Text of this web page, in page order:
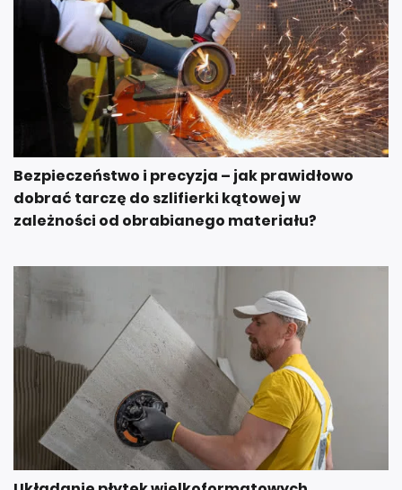
Bezpieczeństwo i precyzja – jak prawidłowo
dobrać tarczę do szlifierki kątowej w
zależności od obrabianego materiału?